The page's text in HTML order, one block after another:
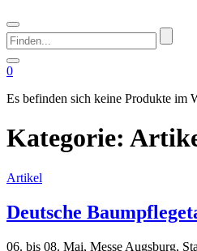
Finden...
0
Es befinden sich keine Produkte im
Kategorie:
Artikel
Deutsche
06. bis 08. Mai, Messe Augsburg,